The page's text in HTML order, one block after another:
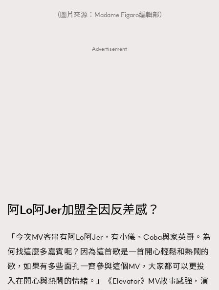
（圖片來源：Madame Figaro編輯部）
Advertisement
阿Lo阿Jer加盟全因反差感？
「今次MV客串有阿Lo阿Jer，有小儀、Coba與家英哥。為
何找這麼多嘉賓呢？因為這首歌是一首開心輕鬆和熱鬧的
歌，如果有多些面孔一齊參與這個MV，大家都可以更投
入在開心與熱鬧的情緒。」《Elevator》MV故事感強，演